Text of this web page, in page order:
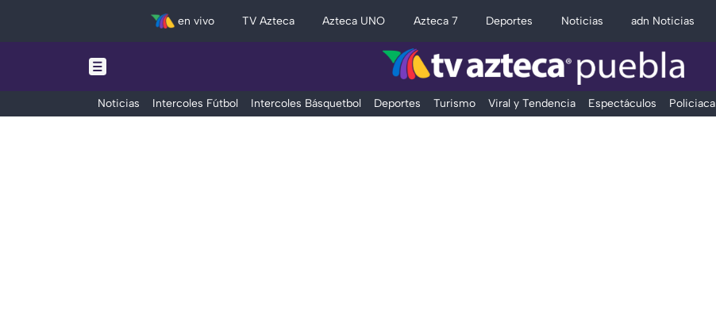
en vivo TV Azteca Azteca UNO Azteca 7 Deportes Noticias adn Noticias
Noticias Intercoles Fútbol Intercoles Básquetbol Deportes Turismo Viral y Tendencia Espectáculos Policiaca